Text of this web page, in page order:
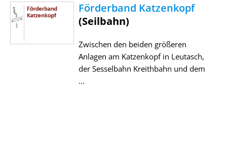
Förderband Katzenkopf
(Seilbahn)
Zwischen den beiden größeren
Anlagen am Katzenkopf in Leutasch,
der Sesselbahn Kreithbahn und dem
...